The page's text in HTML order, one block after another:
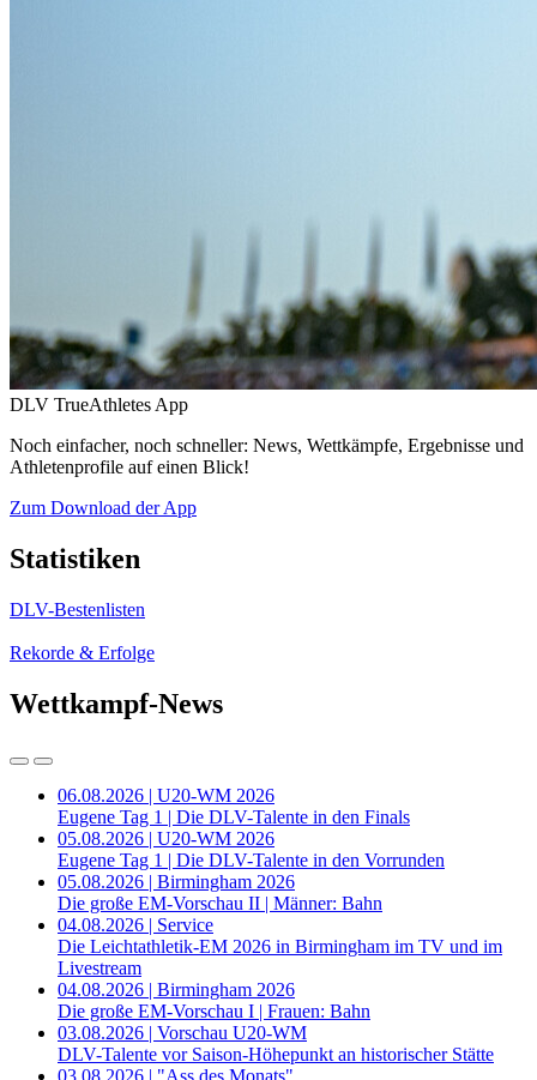
DLV TrueAthletes App
Noch einfacher, noch schneller: News, Wettkämpfe, Ergebnisse und
Athletenprofile auf einen Blick!
Zum Download der App
Statistiken
DLV-Bestenlisten
Rekorde & Erfolge
Wettkampf-News
06.08.2026 | U20-WM 2026
Eugene Tag 1 | Die DLV-Talente in den Finals
05.08.2026 | U20-WM 2026
Eugene Tag 1 | Die DLV-Talente in den Vorrunden
05.08.2026 | Birmingham 2026
Die große EM-Vorschau II | Männer: Bahn
04.08.2026 | Service
Die Leichtathletik-EM 2026 in Birmingham im TV und im
Livestream
04.08.2026 | Birmingham 2026
Die große EM-Vorschau I | Frauen: Bahn
03.08.2026 | Vorschau U20-WM
DLV-Talente vor Saison-Höhepunkt an historischer Stätte
03.08.2026 | "Ass des Monats"